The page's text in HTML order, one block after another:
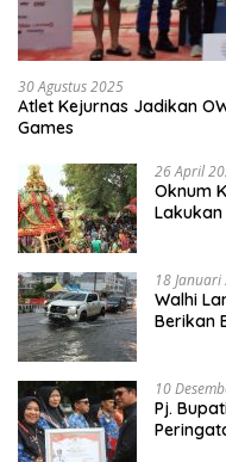
30 Agustus 2025
Atlet Kejurnas Jadikan
Games
26 April
Oknum
Lakukan
18
Walhi
Berikan
10
Pj.